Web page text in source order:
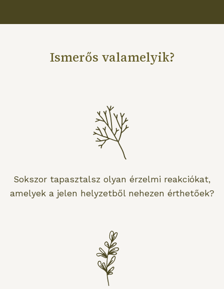
Ismerős valamelyik?
Sokszor tapasztalsz olyan érzelmi reakciókat,
amelyek a jelen helyzetből nehezen érthetőek?